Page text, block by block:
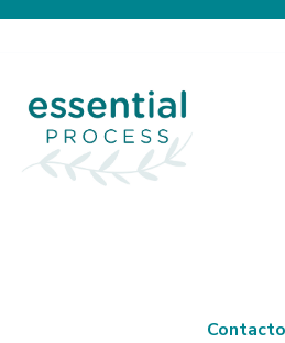
Contacto